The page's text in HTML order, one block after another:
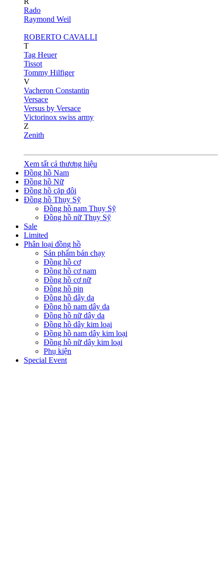
Rado
Raymond Weil
ROBERTO CAVALLI
T
Tag Heuer
Tissot
Tommy Hilfiger
V
Vacheron Constantin
Versace
Versus by Versace
Victorinox swiss army
Z
Zenith
Xem tất cả thương hiệu
Đồng hồ Nam
Đồng hồ Nữ
Đồng hồ cặp đôi
Đồng hồ Thụy Sỹ
Đồng hồ nam Thụy Sỹ
Đồng hồ nữ Thụy Sỹ
Sale
Limited
Phân loại đồng hồ
Sản phẩm bán chạy
Đồng hồ cơ
Đồng hồ cơ nam
Đồng hồ cơ nữ
Đồng hồ pin
Đồng hồ dây da
Đồng hồ nam dây da
Đồng hồ nữ dây da
Đồng hồ dây kim loại
Đồng hồ nam dây kim loại
Đồng hồ nữ dây kim loại
Phụ kiện
Special Event